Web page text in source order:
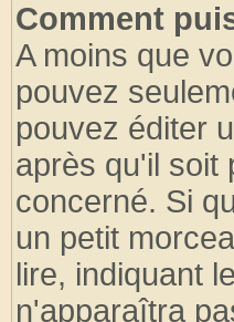
Comment
A moins que
pouvez
pouvez éditer
après qu'il soit
concerné. Si
un petit
lire, indiquant
n'apparaîtra